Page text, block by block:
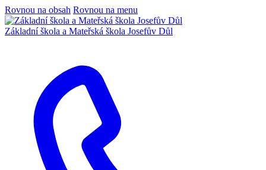
Rovnou na obsah Rovnou na menu
Základní škola a Mateřská škola Josefův Důl